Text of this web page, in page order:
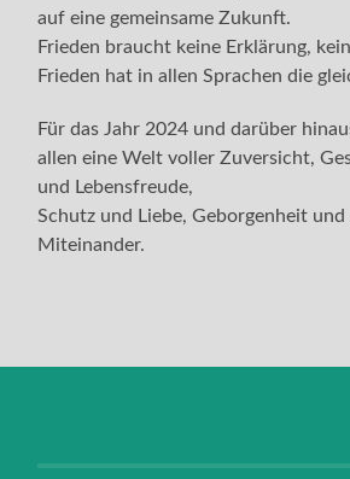
auf eine gemeinsame Zukunft.
Frieden braucht keine Erklärung,
Frieden hat in allen Sprachen die
Für das Jahr 2024 und darüber
allen eine Welt voller Zuversicht,
und Lebensfreude,
Schutz und Liebe, Geborgenheit
Miteinander.